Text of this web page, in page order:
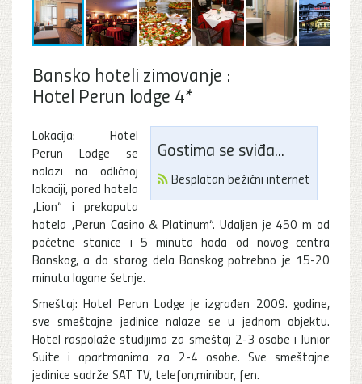
Bansko hoteli zimovanje :
Hotel Perun lodge 4*
Gostima se sviđa...
Besplatan bežični internet
Lokacija: Hotel
Perun Lodge se
nalazi na odličnoj
lokaciji, pored hotela
„Lion“ i prekoputa
hotela „Perun Casino & Platinum“. Udaljen je 450 m od
početne stanice i 5 minuta hoda od novog centra
Banskog, a do starog dela Banskog potrebno je 15-20
minuta lagane šetnje.
Smeštaj: Hotel Perun Lodge je izgrađen 2009. godine,
sve smeštajne jedinice nalaze se u jednom objektu.
Hotel raspolaže studijima za smeštaj 2-3 osobe i Junior
Suite i apartmanima za 2-4 osobe. Sve smeštajne
jedinice sadrže SAT TV, telefon,minibar, fen.